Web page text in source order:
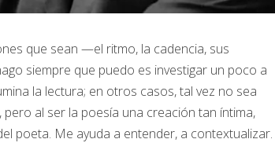
que sean —el ritmo, la cadencia, sus
siempre que puedo es investigar un poco a
la lectura; en otros casos, tal vez no sea
al ser la poesía una creación tan íntima,
poeta. Me ayuda a entender, a contextualizar.